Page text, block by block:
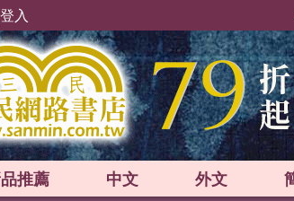
入
推薦 中文 外文